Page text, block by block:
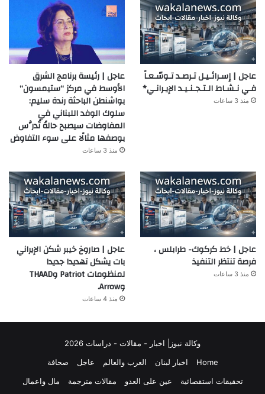
عاجل | إسـرائـيـل تـرصـد تـوسّـعـاً
فـي نـشـاط الـتـجـنـيـد الإيـرانـي*
منذ 3 ساعات
عاجل | رئيسة برنامج الشرق
الأوسط في مركز “ستيمسون”
بواشنطن الباحثة رندة سليم:
سلوك الوفد اللبناني في
المفاوضات سيصبح حالةً تُدرَّس
بوصفها مثالًا على سوء التفاوض
منذ 3 ساعات
عاجل | خط كركوك- طرابلس ،
فرصة تنتظر التنفيذ
منذ 3 ساعات
عاجل | صاروخ خيبر شكن الإيراني
بات يشكل تهديدا جديدا
لمنظومات Patriot وTHAAD
وArrow.
منذ 4 ساعات
وكالة نيوز| اخبار - مقالات - دراسات 2026
Home
اخبار لبنان العرب والعالم عاجل
صحافة
تحقيقات استقصائية
عين على العدو مقالات مترجمة مال واعمال